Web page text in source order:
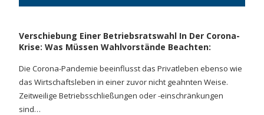
Verschiebung Einer Betriebsratswahl In Der Corona-
Krise: Was Müssen Wahlvorstände Beachten:
Die Corona-Pandemie beeinflusst das Privatleben ebenso wie
das Wirtschaftsleben in einer zuvor nicht geahnten Weise.
Zeitweilige Betriebsschließungen oder -einschränkungen
sind…